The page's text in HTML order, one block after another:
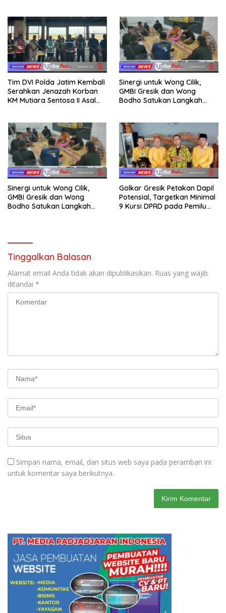
Tim DVI Polda Jatim Kembali
Serahkan Jenazah Korban
KM Mutiara Sentosa II Asal
Sinergi untuk Wong Cilik,
GMBI Gresik dan Wong
Bodho Satukan Langkah
Sinergi untuk Wong Cilik,
GMBI Gresik dan Wong
Bodho Satukan Langkah
Golkar Gresik Petakan Dapil
Potensial, Targetkan Minimal
9 Kursi DPRD pada Pemilu
Tinggalkan Balasan
Alamat email Anda tidak akan dipublikasikan. Ruas yang wajib
ditandai *
Simpan nama, email, dan situs web saya pada peramban ini
untuk komentar saya berikutnya.